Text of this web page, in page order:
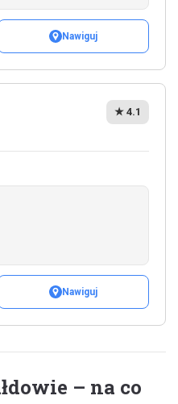
Nawiguj
★ 4.1
Nawiguj
– na co